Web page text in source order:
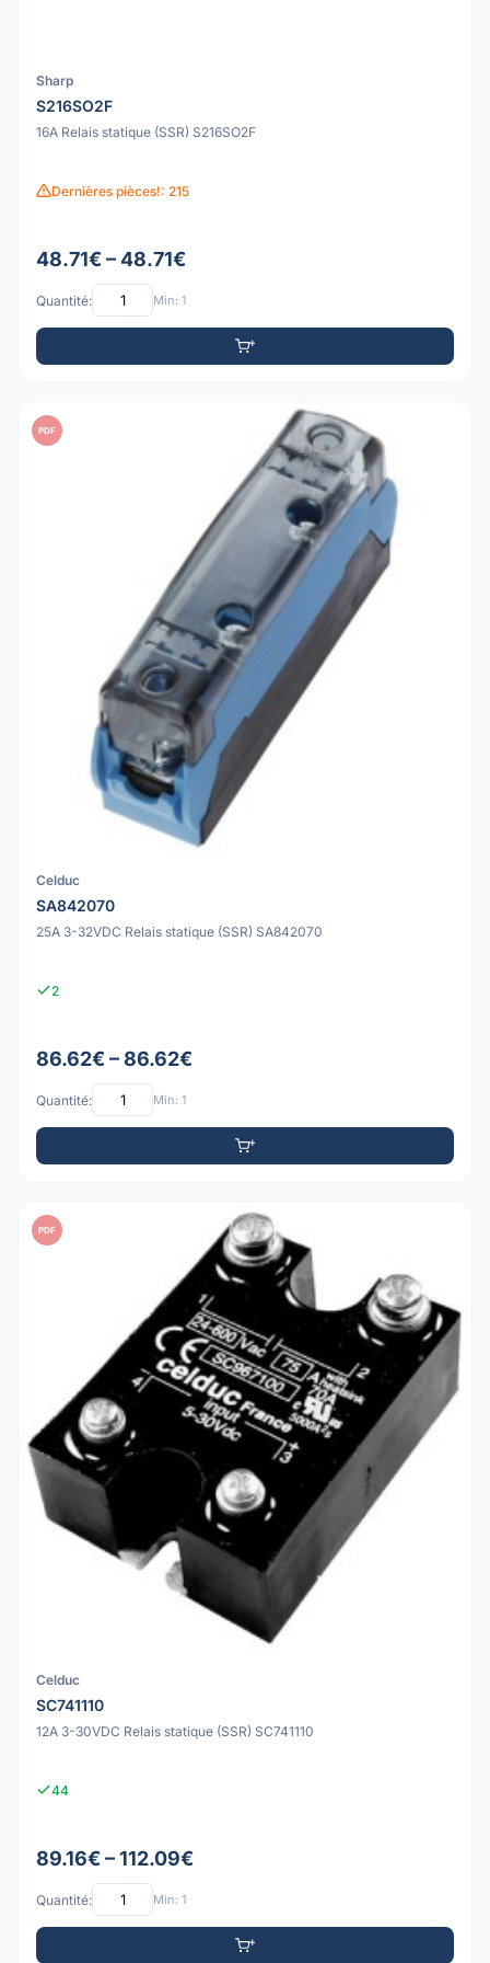
Sharp
S216SO2F
16A Relais statique (SSR) S216SO2F
Dernières pièces!: 215
48.71€ – 48.71€
Quantité: Min: 1
PDF
Celduc
SA842070
25A 3-32VDC Relais statique (SSR) SA842070
2
86.62€ – 86.62€
Quantité: Min: 1
PDF
Celduc
SC741110
12A 3-30VDC Relais statique (SSR) SC741110
44
89.16€ – 112.09€
Quantité: Min: 1